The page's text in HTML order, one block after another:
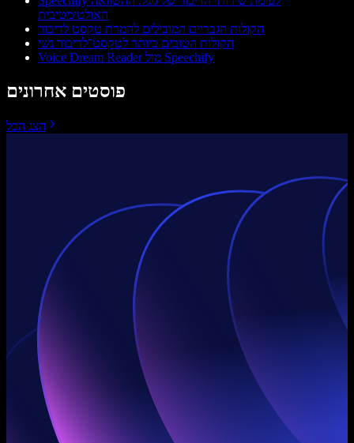
האולטימטיבית
הקולות הגבריים המובילים להמרת טקסט לדיבור
הקולות הטובים ביותר לטקסט־לדיבור נשי
Voice Dream Reader מול Speechify
פוסטים אחרונים
הצג הכל